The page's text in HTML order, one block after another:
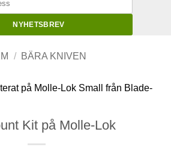
NYHETSBREV
/ BÄRA KNIVEN
Kit på Molle-Lok